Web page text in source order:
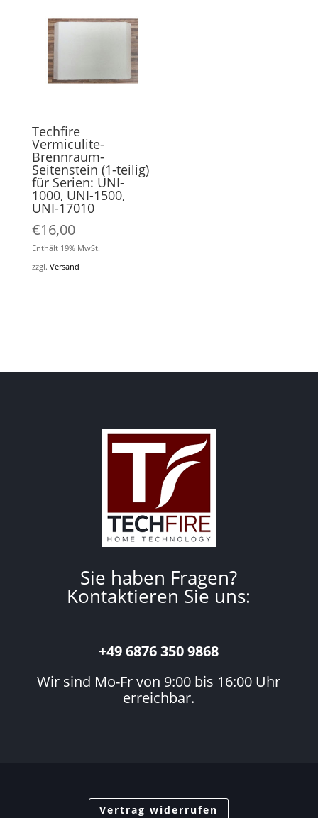
Techfire
Vermiculite-
Brennraum-
Seitenstein (1-teilig)
für Serien: UNI-
1000, UNI-1500,
UNI-17010
€16,00
Enthält 19% MwSt.
zzgl. Versand
Sie haben Fragen?
Kontaktieren Sie uns:
+49 6876 350 9868
Wir sind Mo-Fr von 9:00 bis 16:00 Uhr
erreichbar.
Vertrag widerrufen